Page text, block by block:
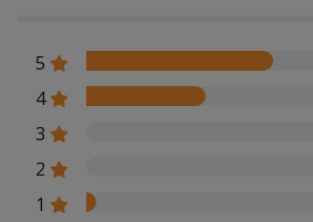
5
4
3
2
1